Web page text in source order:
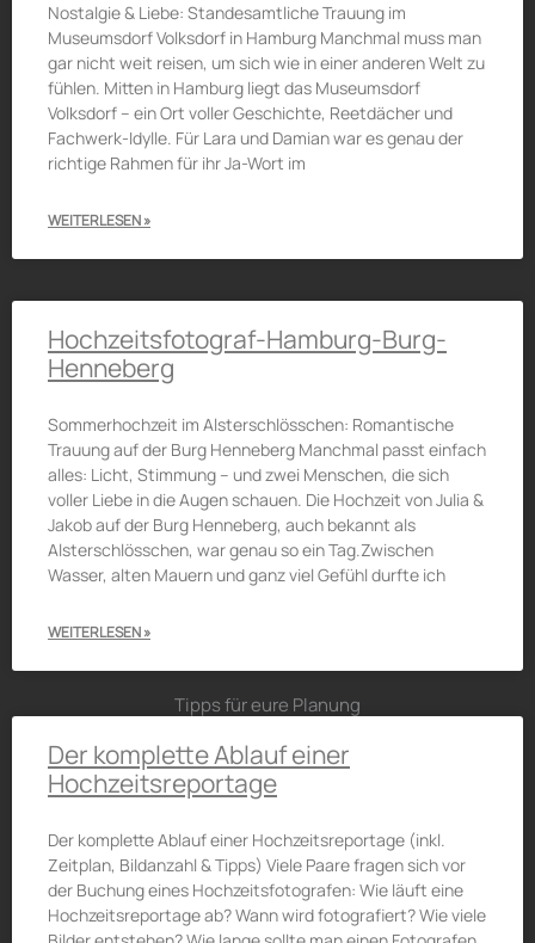
Nostalgie & Liebe: Standesamtliche Trauung im
Museumsdorf Volksdorf in Hamburg Manchmal muss man
gar nicht weit reisen, um sich wie in einer anderen Welt zu
fühlen. Mitten in Hamburg liegt das Museumsdorf
Volksdorf – ein Ort voller Geschichte, Reetdächer und
Fachwerk-Idylle. Für Lara und Damian war es genau der
richtige Rahmen für ihr Ja-Wort im
WEITERLESEN »
Hochzeitsfotograf-Hamburg-Burg-
Henneberg
Sommerhochzeit im Alsterschlösschen: Romantische
Trauung auf der Burg Henneberg Manchmal passt einfach
alles: Licht, Stimmung – und zwei Menschen, die sich
voller Liebe in die Augen schauen. Die Hochzeit von Julia &
Jakob auf der Burg Henneberg, auch bekannt als
Alsterschlösschen, war genau so ein Tag.Zwischen
Wasser, alten Mauern und ganz viel Gefühl durfte ich
WEITERLESEN »
Tipps für eure Planung
Der komplette Ablauf einer
Hochzeitsreportage
Der komplette Ablauf einer Hochzeitsreportage (inkl.
Zeitplan, Bildanzahl & Tipps) Viele Paare fragen sich vor
der Buchung eines Hochzeitsfotografen: Wie läuft eine
Hochzeitsreportage ab? Wann wird fotografiert? Wie viele